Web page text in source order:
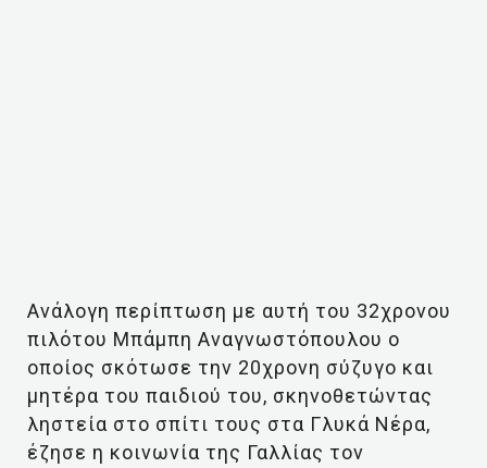
Ανάλογη περίπτωση με αυτή του 32χρονου
πιλότου Μπάμπη Αναγνωστόπουλου ο
οποίος σκότωσε την 20χρονη σύζυγο και
μητέρα του παιδιού του, σκηνοθετώντας
ληστεία στο σπίτι τους στα Γλυκά Νέρα,
έζησε η κοινωνία της Γαλλίας τον